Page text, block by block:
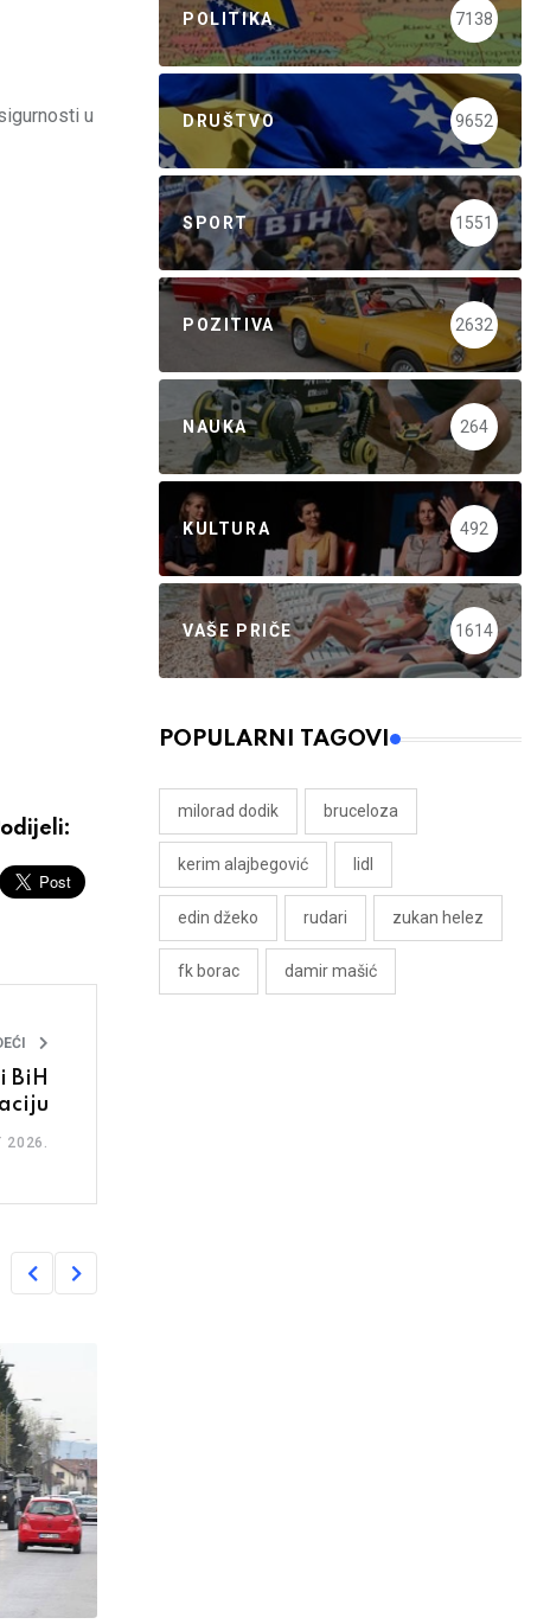
u
BiH
2026.
POLITIKA 7138
DRUŠTVO 9652
SPORT 1551
POZITIVA 2632
NAUKA 264
KULTURA 492
VAŠE PRIČE 1614
POPULARNI TAGOVI
milorad dodik bruceloza
kerim alajbegović lidl
edin džeko rudari zukan helez
fk borac damir mašić